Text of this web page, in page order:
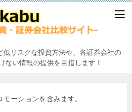
低リスクな投資方法や、各証券会社の
ない情報の提供を目指します！
ーションを含みます。